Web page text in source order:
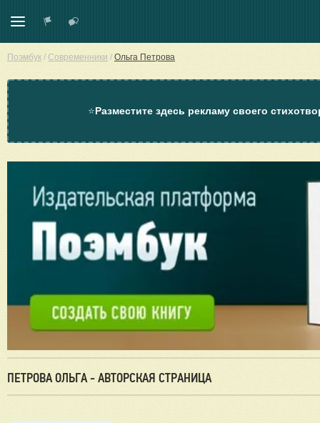
Поэмбук / Современники / Ольга Петрова
⭐Разместите здесь рекламу своего
ПЕТРОВА ОЛЬГА - АВТОРСКАЯ СТРАНИЦА